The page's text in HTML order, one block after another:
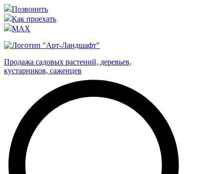
Позвонить
Как проехать
MAX
Продажа садовых растений, деревьев,
кустарников, саженцев